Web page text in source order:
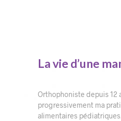
La vie d’une
Orthophoniste depuis 12
progressivement ma
alimentaires pédiatriques.